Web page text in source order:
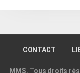
CONTACT
MMS. Tous droits